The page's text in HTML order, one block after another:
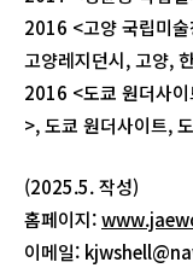
2016 <고양 국립미
고양레지던시, 고양,
2016 <도쿄 원더사
>, 도쿄 원더사이트,
(2025.5. 작성)
홈페이지:
이메일: